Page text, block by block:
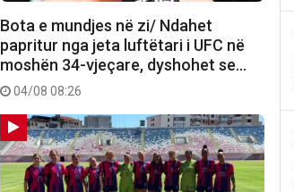
Bota e mundjes në zi/ Ndahet
papritur nga jeta luftëtari i UFC në
moshën 34-vjeçare, dyshohet se…
04/08 08:26